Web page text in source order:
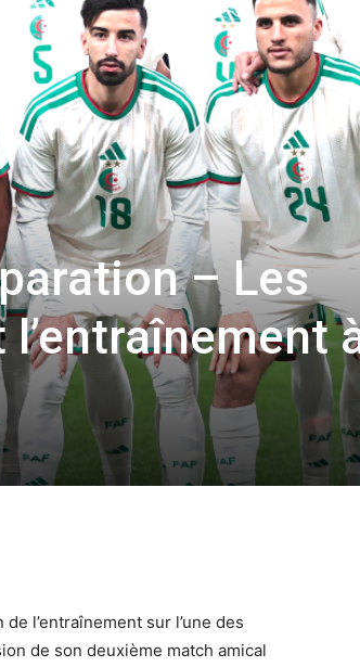
– Les
l’entraînement sur l’une des
de son deuxième match amical